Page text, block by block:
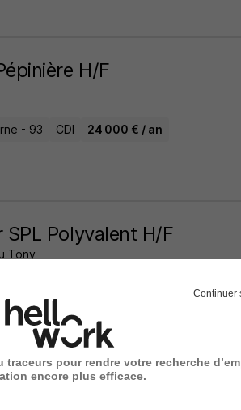
H/F
- 93 CDI 24 000 € / an
SPL Polyvalent H/F
Tony
22 000 - 45 000 € / an
Souscription H/F
Continuer
pour rendre votre recherche
encore plus efficace.